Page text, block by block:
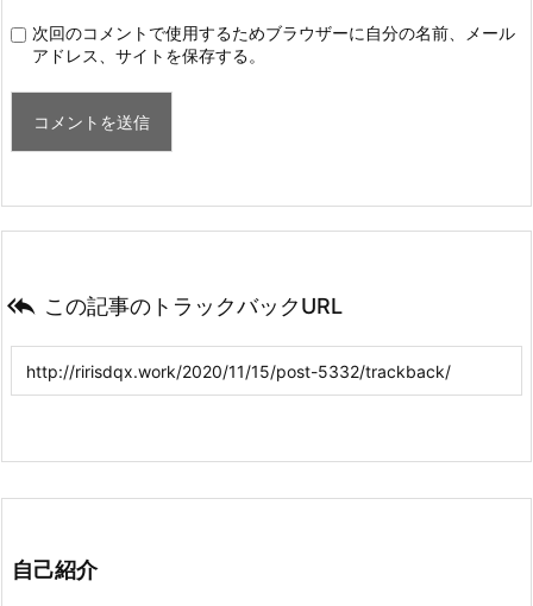
次回のコメントで使用するためブラウザーに自分の名前、メール
アドレス、サイトを保存する。
 この記事のトラックバックURL
自己紹介